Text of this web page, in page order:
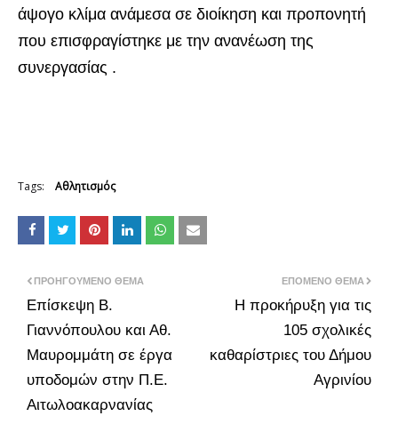
άψογο κλίμα ανάμεσα σε διοίκηση και προπονητή
που επισφραγίστηκε με την ανανέωση της
συνεργασίας .
Tags: Αθλητισμός
ΕΠΌΜΕΝΟ ΘΈΜΑ
Η προκήρυξη για τις
105 σχολικές
καθαρίστριες του Δήμου
Αγρινίου
ΠΡΟΗΓΟΎΜΕΝΟ ΘΈΜΑ
Επίσκεψη Β.
Γιαννόπουλου και Αθ.
Μαυρομμάτη σε έργα
υποδομών στην Π.Ε.
Αιτωλοακαρνανίας